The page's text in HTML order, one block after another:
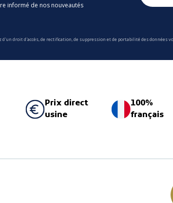
informé de nos nouveautés
droit d'accès, de rectification, de suppression et de portabilité des
Prix direct
usine
100%
français